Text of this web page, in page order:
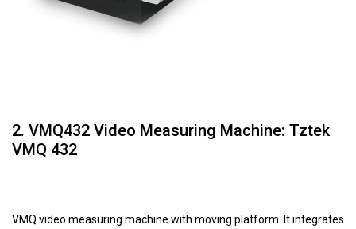
2. VMQ432 Video Measuring Machine: Tztek
VMQ 432
VMQ video measuring machine with moving platform. It integrates